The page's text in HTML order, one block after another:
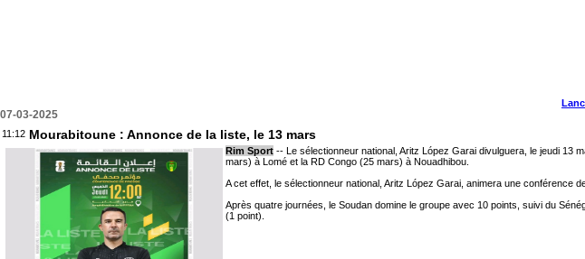
07-03-2025
11:12 Mourabitoune : Annonce de la liste, le 13 mars
Rim Sport -- Le sélectionneur national, Aritz López Garai divulguera, le jeudi 13
mars) à Lomé et la RD Congo (25 mars) à Nouadhibou.
A cet effet, le sélectionneur national, Aritz López Garai, animera une conférence
Après quatre journées, le Soudan domine le groupe avec 10 points, suivi du
(1 point).